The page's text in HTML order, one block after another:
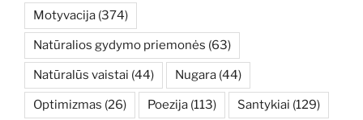
Motyvacija (374)
Natūralios gydymo priemonės (63)
Natūralūs vaistai (44) Nugara (44)
Optimizmas (26) Poezija (113) Santykiai (129)